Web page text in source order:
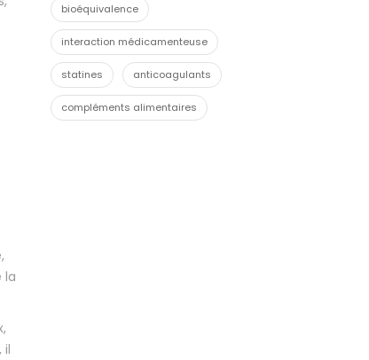
la
il
bioéquivalence
interaction médicamenteuse
statines anticoagulants
compléments alimentaires